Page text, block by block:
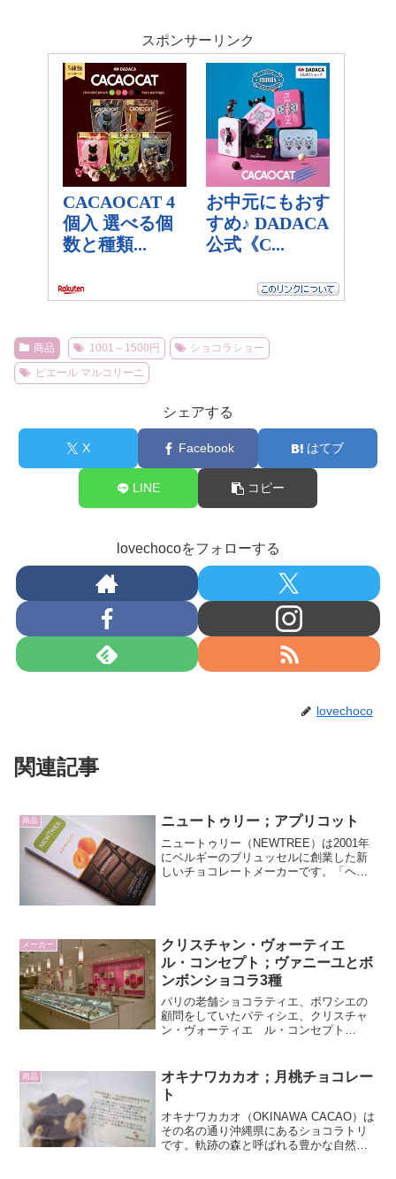
スポンサーリンク
商品 1001～1500円
ショコラショー
ピエール マルコリーニ
シェアする
X Facebook はてブ
LINE コピー
lovechocoをフォローする
lovechoco
関連記事
商品 ニュートゥリー；アプリコット
ニュートゥリー（NEWTREE）は2001年
にベルギーのブリュッセルに創業した新
しいチョコレートメーカーです。「ヘル
メーカー
クリスチャン・ヴォーティエ
ル・コンセプト；ヴァニーユとボ
ンボンショコラ3種
パリの老舗ショコラティエ、ボワシエの
顧問をしていたパティシエ、クリスチャ
ン・ヴォーティエ ル・コンセプト
鉄中洲川端駅は博多チョコレート発...
商品
オキナワカカオ；月桃チョコレー
ト
オキナワカカオ（OKINAWA CACAO）は
その名の通り沖縄県にあるショコラトリ
です。軌跡の森と呼ばれる豊かな自然と